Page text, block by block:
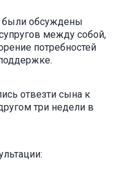
были обсуждены
между собой,
потребностей
отвезти сына к
три недели в